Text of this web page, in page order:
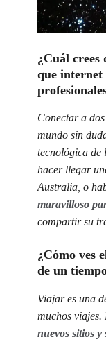
¿Cuál crees
que internet
Conectar a
mundo sin
tecnológica de
hacer llegar
Australia, o
maravilloso
compartir su
¿Cómo ves
de un
Viajar es una
muchos
nuevos sitios